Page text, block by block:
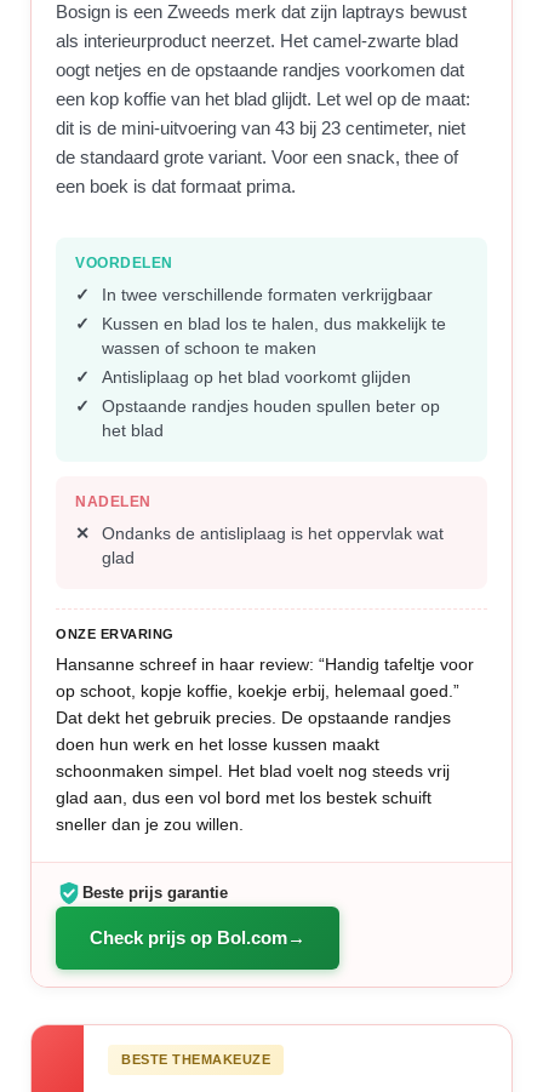
Bosign is een Zweeds merk dat zijn laptrays bewust
als interieurproduct neerzet. Het camel-zwarte blad
oogt netjes en de opstaande randjes voorkomen dat
een kop koffie van het blad glijdt. Let wel op de maat:
dit is de mini-uitvoering van 43 bij 23 centimeter, niet
de standaard grote variant. Voor een snack, thee of
een boek is dat formaat prima.
VOORDELEN
In twee verschillende formaten verkrijgbaar
Kussen en blad los te halen, dus makkelijk te
wassen of schoon te maken
Antisliplaag op het blad voorkomt glijden
Opstaande randjes houden spullen beter op
het blad
NADELEN
Ondanks de antisliplaag is het oppervlak wat
glad
ONZE ERVARING
Hansanne schreef in haar review: “Handig tafeltje voor
op schoot, kopje koffie, koekje erbij, helemaal goed.”
Dat dekt het gebruik precies. De opstaande randjes
doen hun werk en het losse kussen maakt
schoonmaken simpel. Het blad voelt nog steeds vrij
glad aan, dus een vol bord met los bestek schuift
sneller dan je zou willen.
Beste prijs garantie
Check prijs op Bol.com
BESTE THEMAKEUZE